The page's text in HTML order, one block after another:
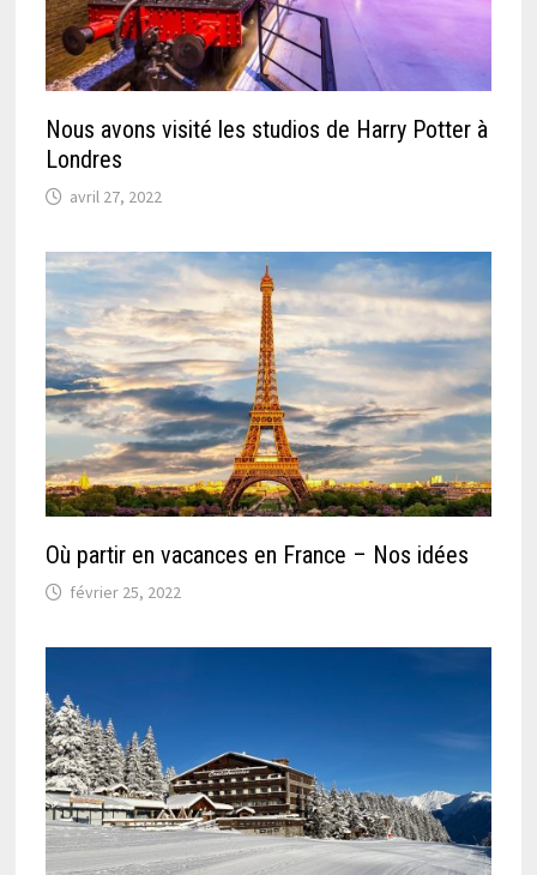
Nous avons visité les studios de Harry Potter à
Londres
avril 27, 2022
Où partir en vacances en France – Nos idées
février 25, 2022